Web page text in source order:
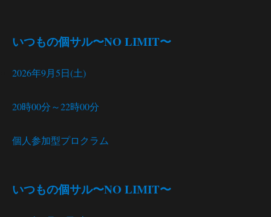
いつもの個サル〜NO LIMIT〜
2026年9月5日(土)
20時00分～22時00分
個人参加型プロクラム
いつもの個サル〜NO LIMIT〜